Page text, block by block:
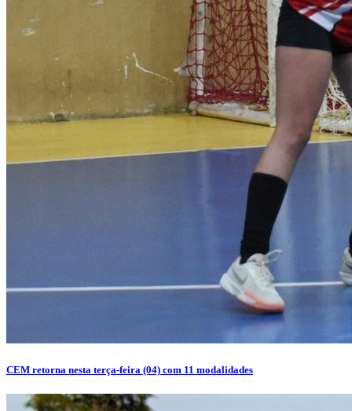
CEM retorna nesta terça-feira (04) com 11 modalidades